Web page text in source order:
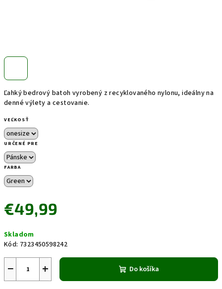
Ľahký bedrový batoh vyrobený z recyklovaného nylonu, ideálny na
denné výlety a cestovanie.
VEĽKOSŤ
URČENÉ PRE
FARBA
€49,99
cena:
Skladom
Kód: 7323450598242
+
− Do košíka